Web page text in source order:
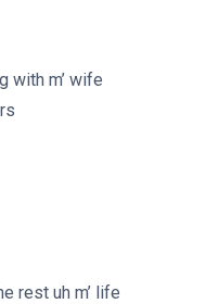
with m’ wife
rest uh m’ life